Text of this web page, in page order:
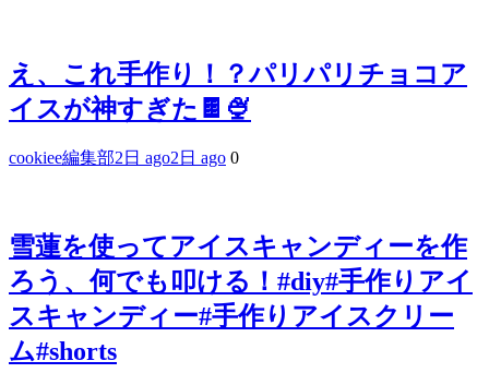
え、これ手作り！？パリパリチョコア
イスが神すぎた🍫🍨
cookiee編集部2日 ago2日 ago 0
雪蓮を使ってアイスキャンディーを作
ろう、何でも叩ける！#diy#手作りアイ
スキャンディー#手作りアイスクリー
ム#shorts